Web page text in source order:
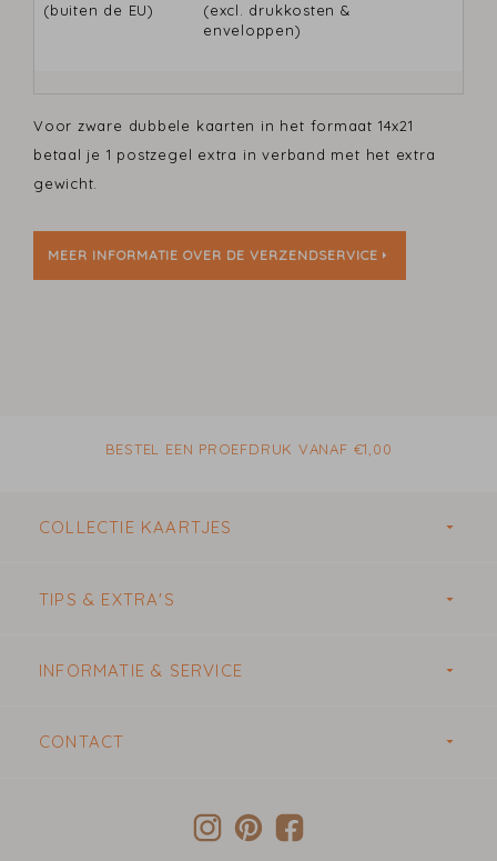
(buiten de EU)
(excl. drukkosten &
enveloppen)
Voor zware dubbele kaarten in het formaat 14x21
betaal je 1 postzegel extra in verband met het extra
gewicht.
MEER INFORMATIE OVER DE VERZENDSERVICE
BESTEL EEN PROEFDRUK VANAF €1,00
COLLECTIE KAARTJES
TIPS & EXTRA'S
INFORMATIE & SERVICE
CONTACT